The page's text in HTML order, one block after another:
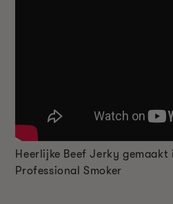
Heerlijke Beef Jerky gemaakt
Professional Smoker